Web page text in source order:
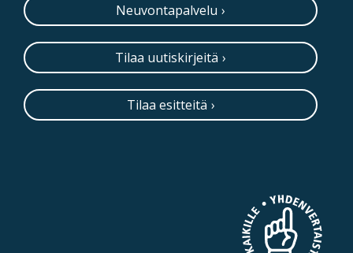
Neuvontapalvelu
Tilaa uutiskirjeitä
Tilaa esitteitä